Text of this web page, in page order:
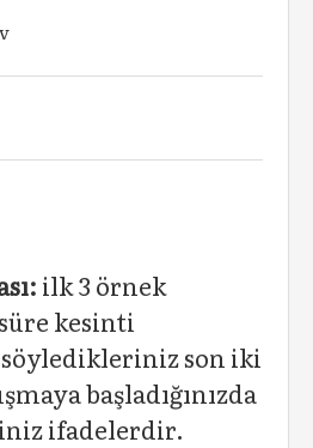
ilk 3 örnek
kesinti
söyledikleriniz son iki
başladığınızda
ifadelerdir.